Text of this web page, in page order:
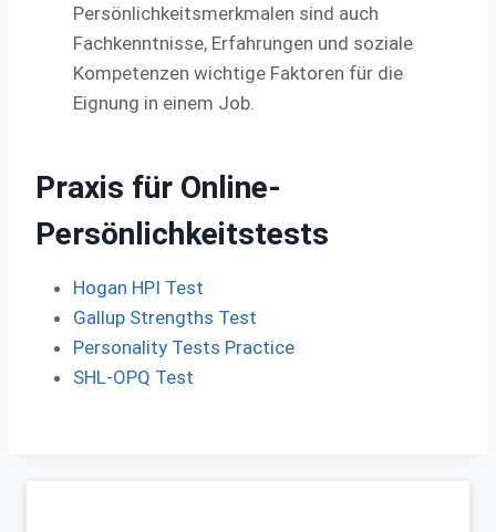
Persönlichkeitsmerkmalen sind auch
Fachkenntnisse, Erfahrungen und soziale
Kompetenzen wichtige Faktoren für die
Eignung in einem Job.
Praxis für Online-
Persönlichkeitstests
Hogan HPI Test
Gallup Strengths Test
Personality Tests Practice
SHL-OPQ Test